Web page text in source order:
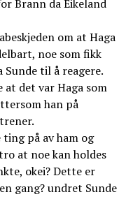
Brann da Eikeland
om at Haga
noe som fikk
til å reagere.
det var Haga som
han på
på av ham og
at noe kan holdes
okei? Dette er
gang? undret Sunde